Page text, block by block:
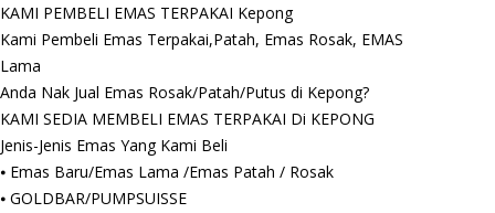
KAMI PEMBELI EMAS TERPAKAI Kepong
Kami Pembeli Emas Terpakai,Patah, Emas Rosak, EMAS
Lama
Anda Nak Jual Emas Rosak/Patah/Putus di Kepong?
KAMI SEDIA MEMBELI EMAS TERPAKAI Di KEPONG
Jenis-Jenis Emas Yang Kami Beli
⦁ Emas Baru/Emas Lama /Emas Patah / Rosak
⦁ GOLDBAR/PUMPSUISSE